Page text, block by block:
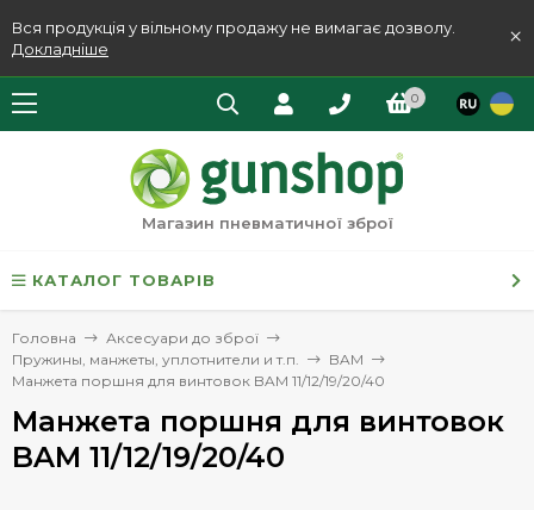
Вся продукція у вільному продажу не вимагає дозволу.
Докладніше
×
0
Магазин пневматичної зброї
КАТАЛОГ ТОВАРІВ
Головна
Аксесуари до зброї
Пружины, манжеты, уплотнители и т.п.
BAM
Манжета поршня для винтовок BAM 11/12/19/20/40
Манжета поршня для винтовок
BAM 11/12/19/20/40